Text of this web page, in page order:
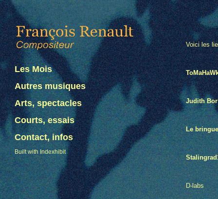
Les Mois
Autres musiques
Arts, spectacles
Courts, essais
Contact, infos
Built with Indexhibit
Voici les
Judith
Le
D-labs